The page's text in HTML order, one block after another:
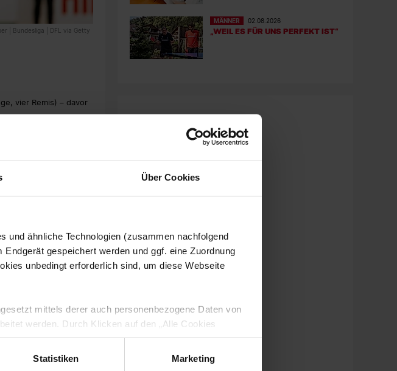
Über Cookies
und ähnliche Technologien (zusammen nachfolgend
gespeichert werden und ggf. eine Zuordnung
unbedingt erforderlich sind, um diese Webseite
mittels derer auch personenbezogene Daten von
werden. Durch Klicken auf den „Alle Cookies
Cookies und der entsprechenden Verarbeitung Ihrer
gem. § 25 Abs. 1 TDDDG, Art. 6 Abs. 1 lit. a DSGVO
Statistiken Marketing
| Bundesliga | DFL via Getty
vier Remis) – davor
blieb sogar in
in diesen Partien nur
Frankfurt den
Spiele, respektive
weiter aus.
vier Assists) und ist
nach Christian
April 2017 auswärts
und kassierte nur
MÄNNER 02.08.2026
„WEIL ES FÜR UNS PERFEKT IST“